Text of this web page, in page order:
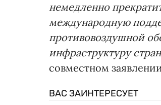
немедленно
международную
противовоздушной
инфраструктуру
совместном
ВАС ЗАИНТЕРЕСУЕТ